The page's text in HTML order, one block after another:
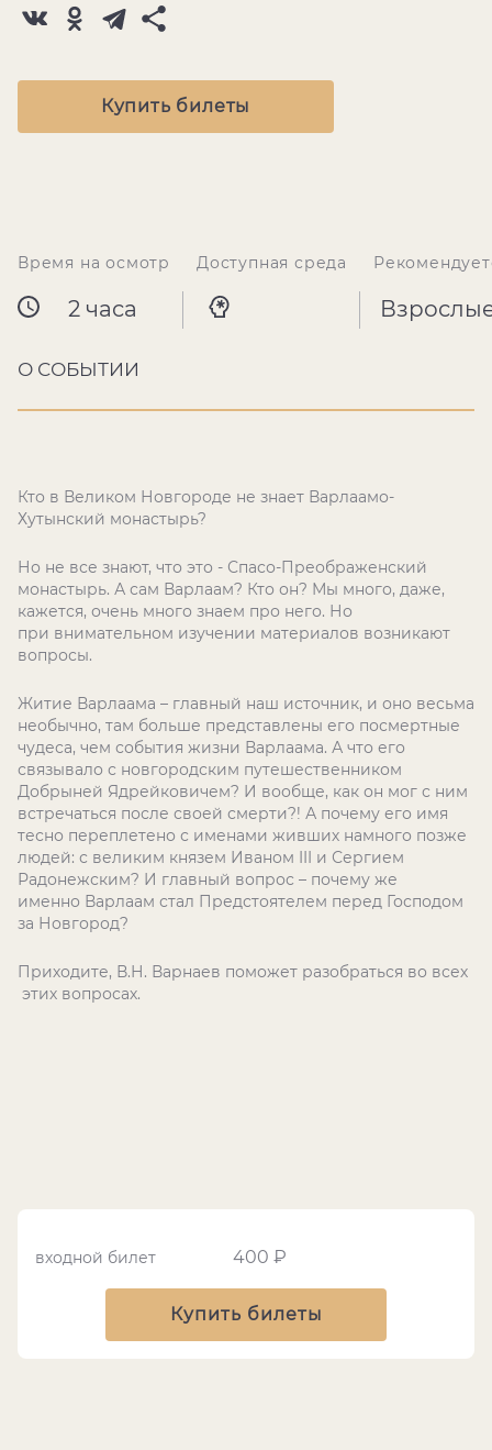
Купить билеты
Время на осмотр
2 часа
Доступная среда
О СОБЫТИИ
Кто в Великом Новгороде не знает Варлаамо-
Хутынский монастырь?
Но не все знают, что это - Спасо-Преображенский
монастырь. А сам Варлаам? Кто он? Мы много, даже,
кажется, очень много знаем про него. Но
при внимательном изучении материалов возникают
вопросы.
Житие Варлаама – главный наш источник, и оно весьма
необычно, там больше представлены его посмертные
чудеса, чем события жизни Варлаама. А что его
связывало с новгородским путешественником
Добрыней Ядрейковичем? И вообще, как он мог с ним
встречаться после своей смерти?! А почему его имя
тесно переплетено с именами живших намного позже
людей: с великим князем Иваном III и Сергием
Радонежским? И главный вопрос – почему же
именно Варлаам стал Предстоятелем перед Господом
за Новгород?
Приходите, В.Н. Варнаев поможет разобраться во всех
этих вопросах.
входной билет 400 ₽
Купить билеты